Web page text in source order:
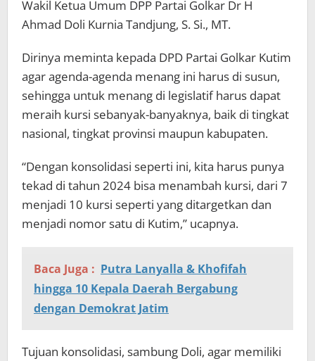
Wakil Ketua Umum DPP Partai Golkar Dr H
Ahmad Doli Kurnia Tandjung, S. Si., MT.
Dirinya meminta kepada DPD Partai Golkar Kutim
agar agenda-agenda menang ini harus di susun,
sehingga untuk menang di legislatif harus dapat
meraih kursi sebanyak-banyaknya, baik di tingkat
nasional, tingkat provinsi maupun kabupaten.
“Dengan konsolidasi seperti ini, kita harus punya
tekad di tahun 2024 bisa menambah kursi, dari 7
menjadi 10 kursi seperti yang ditargetkan dan
menjadi nomor satu di Kutim,” ucapnya.
Baca Juga : Putra Lanyalla & Khofifah
hingga 10 Kepala Daerah Bergabung
dengan Demokrat Jatim
Tujuan konsolidasi, sambung Doli, agar memiliki